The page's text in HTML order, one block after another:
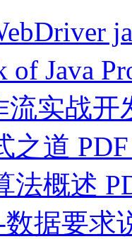
of Java
实战开
之道
法概述
据要求